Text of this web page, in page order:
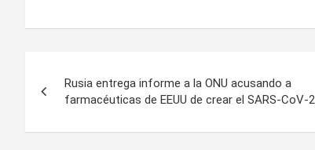
de
entradas
Rusia entrega informe a la ONU acusando a
farmacéuticas de EEUU de crear el SARS-CoV-2